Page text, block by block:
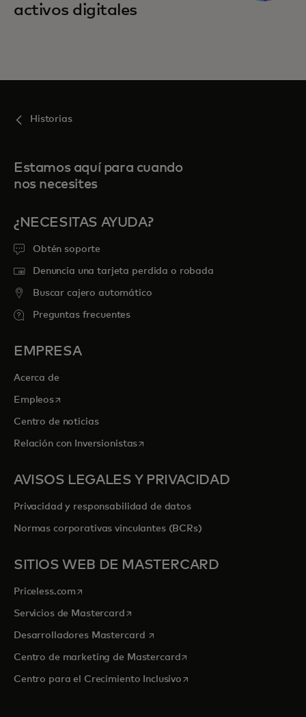
activos digitales
Historias
Estamos aquí para cuando
nos necesites
¿NECESITAS AYUDA?
Obtén soporte
Denuncia una tarjeta perdida o robada
Buscar cajero automático
Preguntas frecuentes
EMPRESA
Acerca de
Empleosse abre en una pestaña nueva
Centro de noticias
Relación con Inversionistasse abre en una pestaña nueva
AVISOS LEGALES Y PRIVACIDAD
Privacidad y responsabilidad de datos
Normas corporativas vinculantes (BCRs)
SITIOS WEB DE MASTERCARD
Priceless.com se abre en una pestaña nueva
Servicios de Mastercardse abre en una pestaña nueva
Desarrolladores Mastercard se abre en una pestaña nueva
Centro de marketing de Mastercardse abre en una pestaña
Centro para el Crecimiento Inclusivose abre en una pestaña